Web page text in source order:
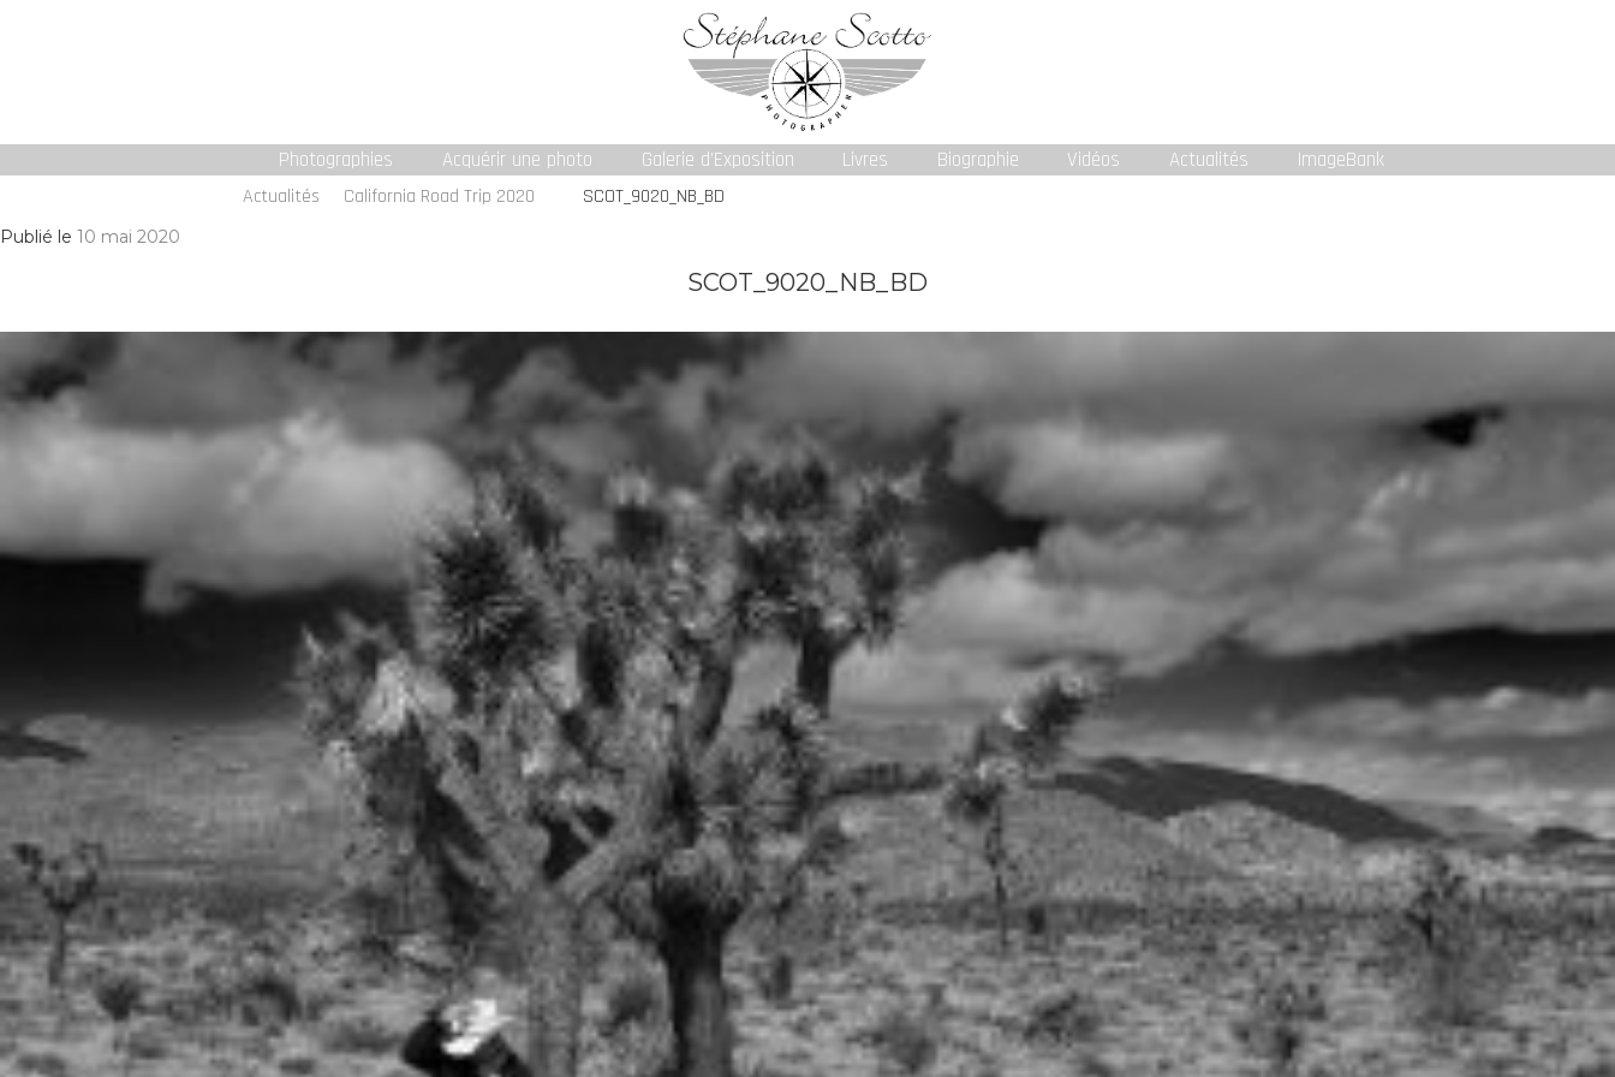
Photographies Acquérir une photo Galerie d’Exposition Livres Biographie Vidéos Actualités ImageBank
Actualités California Road Trip 2020 SCOT_9020_NB_BD
Publié le 10 mai 2020
SCOT_9020_NB_BD